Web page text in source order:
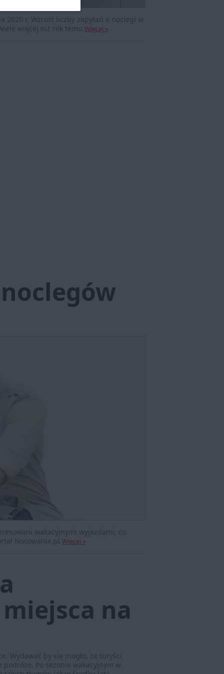
2020 r. Wzrost liczby zapytań o noclegi w
więcej niż rok temu. Więcej »
wakacyjnymi wyjazdami, co
Nocowanie.pl. Więcej »
na
Wydawać by się mogło, że turyści
Po sezonie wakacyjnym w